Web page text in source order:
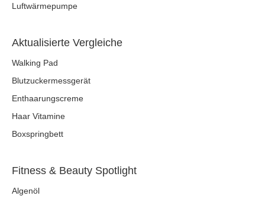
Luftwärmepumpe
Aktualisierte Vergleiche
Walking Pad
Blutzuckermessgerät
Enthaarungscreme
Haar Vitamine
Boxspringbett
Fitness & Beauty Spotlight
Algenöl